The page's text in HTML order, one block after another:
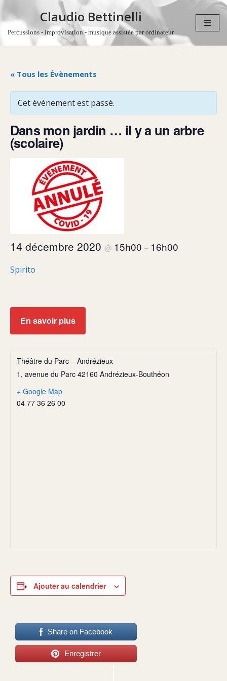
Aller
Claudio Bettinelli
Percussions - improvisation - musique assistée par ordinateur
« Tous les Évènements
Cet évènement est passé.
Dans mon jardin … il y a un arbre
(scolaire)
14 décembre 2020 @ 15h00 – 16h00
Spirito
En savoir plus
Théâtre du Parc – Andrézieux
1, avenue du Parc 42160 Andrézieux-Bouthéon
+ Google Map
04 77 36 26 00
Ajouter au calendrier
Share on Facebook
Enregistrer